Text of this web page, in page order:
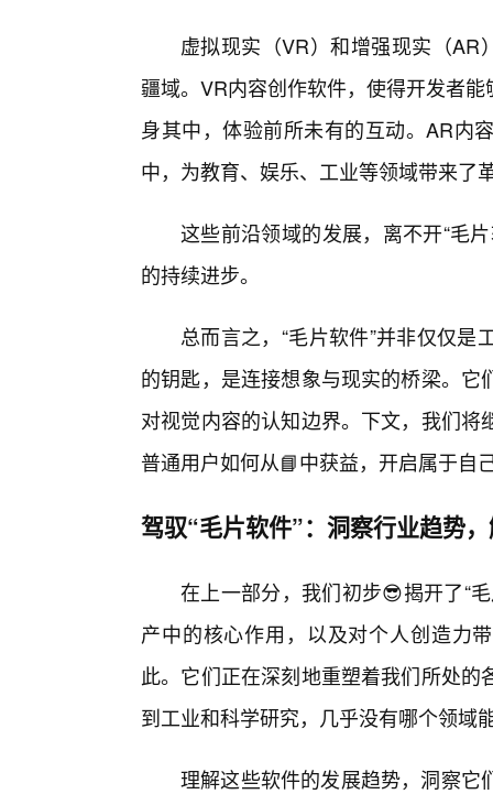
虚拟现实（VR）和增强现实（AR
疆域。VR内容创作软件，使得开发者
身其中，体验前所未有的互动。AR内
中，为教育、娱乐、工业等领域带来了
这些前沿领域的发展，离不开“毛
的持续进步。
总而言之，“毛片软件”并非仅仅
的钥匙，是连接想象与现实的桥梁。
对视觉内容的认知边界。下文，我们
普通用户如何从📘中获益，开启属于自
驾驭“毛片软件”：洞察行业趋势
在上一部分，我们初步😎揭开了“
产中的核心作用，以及对个人创造力
此。它们正在深刻地重塑着我们所处
到工业和科学研究，几乎没有哪个领域
理解这些软件的发展趋势，洞察它